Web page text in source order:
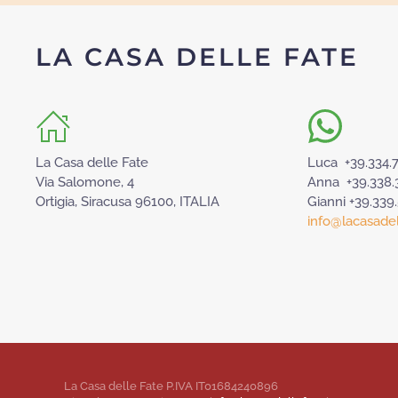
LA CASA DELLE FATE
La Casa delle Fate
Via Salomone, 4
Ortigia, Siracusa 96100, ITALIA
Luca
Anna
Gianni
La Casa delle Fate P.IVA IT01684240896